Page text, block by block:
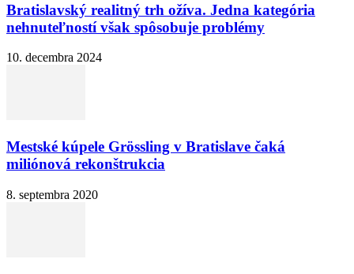
Bratislavský realitný trh ožíva. Jedna kategória
nehnuteľností však spôsobuje problémy
10. decembra 2024
Mestské kúpele Grössling v Bratislave čaká
miliónová rekonštrukcia
8. septembra 2020